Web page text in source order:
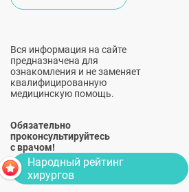
Вся информация на сайте
предназначена для
ознакомления и не заменяет
квалифицированную
медицинскую помощь.
Обязательно
проконсультируйтесь
с врачом!
Народный рейтинг
хирургов